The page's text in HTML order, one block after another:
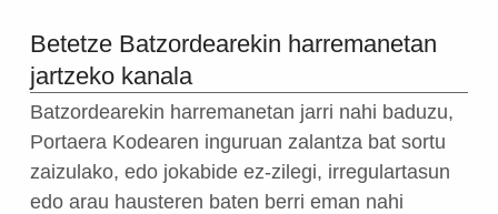
Betetze Batzordearekin harremanetan
jartzeko kanala
Batzordearekin harremanetan jarri nahi baduzu,
Portaera Kodearen inguruan zalantza bat sortu
zaizulako, edo jokabide ez-zilegi, irregulartasun
edo arau hausteren baten berri eman nahi